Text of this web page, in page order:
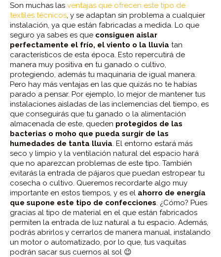
Son muchas las ventajas que ofrecen este tipo de
textiles técnicos, y se adaptan sin problema a cualquier
instalación, ya que están fabricadas a medida. Lo que
seguro ya sabes es que consiguen aislar
perfectamente el frío, el viento o la lluvia tan
característicos de esta época. Esto repercutirá de
manera muy positiva en tu ganado o cultivo,
protegiendo, además tu maquinaria de igual manera.
Pero hay más ventajas en las que quizás no te habías
parado a pensar. Por ejemplo, lo mejor de mantener tus
instalaciones aisladas de las inclemencias del tiempo, es
que conseguirás que tu ganado o la alimentación
almacenada de este, queden protegidos de las
bacterias o moho que pueda surgir de las
humedades de tanta lluvia. El entorno estará más
seco y limpio y la ventilación natural del espacio hará
que no aparezcan problemas de este tipo. También
evitarás la entrada de pájaros que puedan estropear tu
cosecha o cultivo. Queremos recordarte algo muy
importante en estos tiempos, y es el ahorro de energía
que supone este tipo de confecciones. ¿Cómo? Pues
gracias al tipo de material en el que están fabricados
permiten la entrada de luz natural a tu espacio. Además,
podrás abrirlos y cerrarlos de manera manual, instalando
un motor o automatizado, por lo que, tus vaquitas
podrán sacar sus cuernos al sol 😉